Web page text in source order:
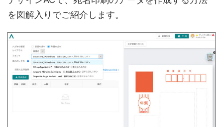
を図解入りでご紹介します。